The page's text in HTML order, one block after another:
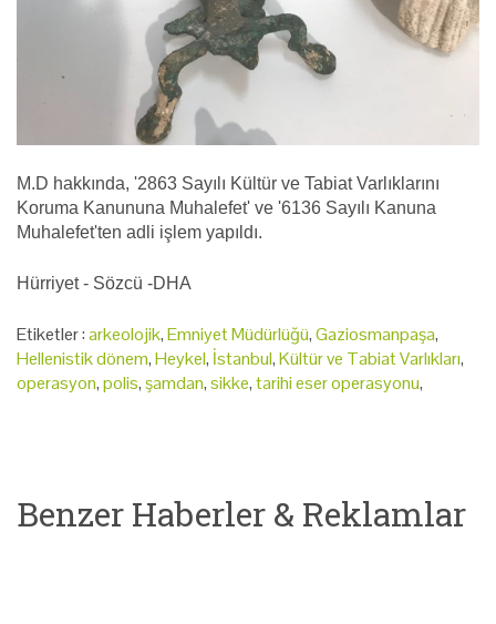
M.D hakkında, '2863 Sayılı Kültür ve Tabiat Varlıklarını
Koruma Kanununa Muhalefet' ve '6136 Sayılı Kanuna
Muhalefet'ten adli işlem yapıldı.
Hürriyet - Sözcü -DHA
Etiketler :arkeolojik,Emniyet Müdürlüğü,Gaziosmanpaşa,
Hellenistik dönem,Heykel, İstanbul,Kültür ve Tabiat Varlıkları,
operasyon,polis,şamdan,sikke,tarihi eser operasyonu,
Benzer Haberler & Reklamlar